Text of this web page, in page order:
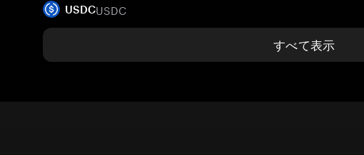
USDCUSDC
すべて表示